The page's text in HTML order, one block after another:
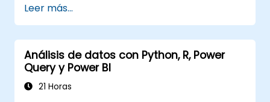
las operaciones comerciales.
Leer más...
Análisis de datos con Python, R, Power
Query y Power BI
21 Horas